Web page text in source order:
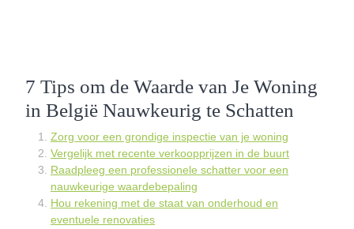
7 Tips om de Waarde van Je Woning
in België Nauwkeurig te Schatten
Zorg voor een grondige inspectie van je woning
Vergelijk met recente verkoopprijzen in de buurt
Raadpleeg een professionele schatter voor een
nauwkeurige waardebepaling
Hou rekening met de staat van onderhoud en
eventuele renovaties